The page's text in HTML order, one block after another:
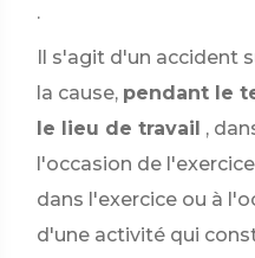
.
Il s'agit d'un accident
la cause, pendant le
le lieu de travail ,
l'occasion de
dans l'exercice ou à
d'une activité qui